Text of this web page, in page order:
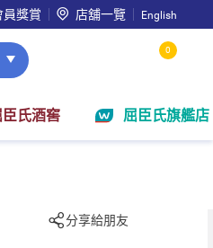
員獎賞 店舖一覽 English
0
臣氏酒窖 屈臣氏旗艦店
分享給朋友